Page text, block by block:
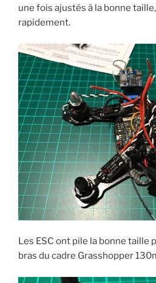
une fois ajustés à la bonne
rapidement.
Les ESC ont pile la bonne taille
bras du cadre Grasshopper